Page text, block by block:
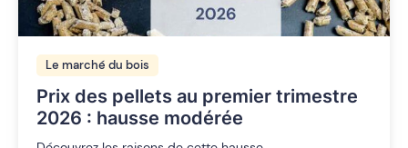
Le marché du bois
Prix des pellets au premier trimestre
2026 : hausse modérée